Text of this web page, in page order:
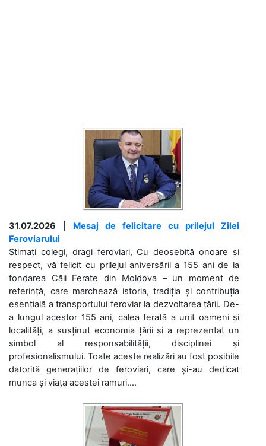
31.07.2026
Mesaj de felicitare cu prilejul Zilei
Feroviarului
Stimați colegi, dragi feroviari, Cu deosebită onoare și
respect, vă felicit cu prilejul aniversării a 155 ani de la
fondarea Căii Ferate din Moldova – un moment de
referință, care marchează istoria, tradiția și contribuția
esențială a transportului feroviar la dezvoltarea țării. De-
a lungul acestor 155 ani, calea ferată a unit oameni și
localități, a susținut economia țării și a reprezentat un
simbol al responsabilității, disciplinei și
profesionalismului. Toate aceste realizări au fost posibile
datorită generațiilor de feroviari, care și-au dedicat
munca și viața acestei ramuri....